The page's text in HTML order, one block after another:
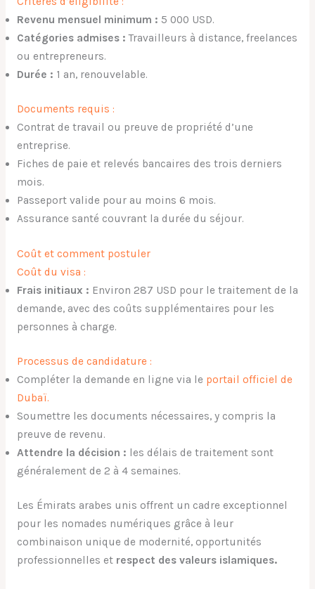
Revenu mensuel minimum : 5 000 USD.
Catégories admises : Travailleurs à distance, freelances
ou entrepreneurs.
Durée : 1 an, renouvelable.
Documents requis :
Contrat de travail ou preuve de propriété d’une
entreprise.
Fiches de paie et relevés bancaires des trois derniers
mois.
Passeport valide pour au moins 6 mois.
Assurance santé couvrant la durée du séjour.
Coût et comment postuler
Coût du visa :
Frais initiaux : Environ 287 USD pour le traitement de la
demande, avec des coûts supplémentaires pour les
personnes à charge.
Processus de candidature :
Compléter la demande en ligne via le portail officiel de
Dubaï.
Soumettre les documents nécessaires, y compris la
preuve de revenu.
Attendre la décision : les délais de traitement sont
généralement de 2 à 4 semaines.
Les Émirats arabes unis offrent un cadre exceptionnel
pour les nomades numériques grâce à leur
combinaison unique de modernité, opportunités
professionnelles et respect des valeurs islamiques.